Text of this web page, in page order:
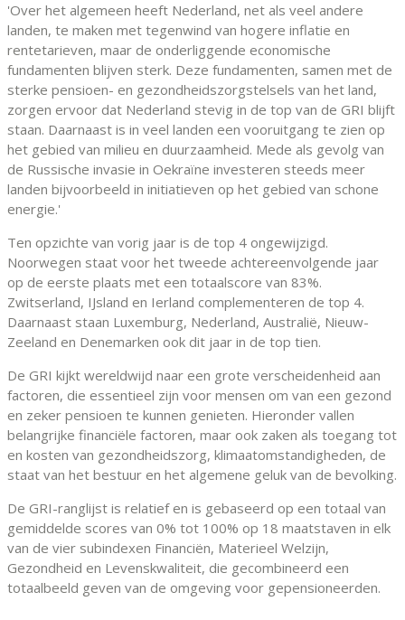
'Over het algemeen heeft Nederland, net als veel andere
landen, te maken met tegenwind van hogere inflatie en
rentetarieven, maar de onderliggende economische
fundamenten blijven sterk. Deze fundamenten, samen met de
sterke pensioen- en gezondheidszorgstelsels van het land,
zorgen ervoor dat Nederland stevig in de top van de GRI blijft
staan. Daarnaast is in veel landen een vooruitgang te zien op
het gebied van milieu en duurzaamheid. Mede als gevolg van
de Russische invasie in Oekraïne investeren steeds meer
landen bijvoorbeeld in initiatieven op het gebied van schone
energie.'
Ten opzichte van vorig jaar is de top 4 ongewijzigd.
Noorwegen staat voor het tweede achtereenvolgende jaar
op de eerste plaats met een totaalscore van 83%.
Zwitserland, IJsland en Ierland complementeren de top 4.
Daarnaast staan Luxemburg, Nederland, Australië, Nieuw-
Zeeland en Denemarken ook dit jaar in de top tien.
De GRI kijkt wereldwijd naar een grote verscheidenheid aan
factoren, die essentieel zijn voor mensen om van een gezond
en zeker pensioen te kunnen genieten. Hieronder vallen
belangrijke financiële factoren, maar ook zaken als toegang tot
en kosten van gezondheidszorg, klimaatomstandigheden, de
staat van het bestuur en het algemene geluk van de bevolking.
De GRI-ranglijst is relatief en is gebaseerd op een totaal van
gemiddelde scores van 0% tot 100% op 18 maatstaven in elk
van de vier subindexen Financiën, Materieel Welzijn,
Gezondheid en Levenskwaliteit, die gecombineerd een
totaalbeeld geven van de omgeving voor gepensioneerden.